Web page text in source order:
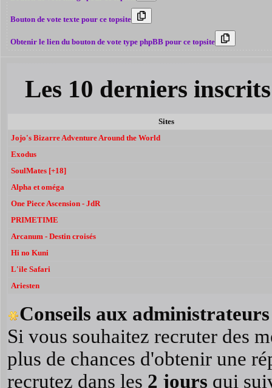
Bouton de vote texte pour ce topsite
Obtenir le lien du bouton de vote type phpBB pour ce topsite
Les 10 derniers
Sites
Jojo's Bizarre Adventure Around the World
Exodus
SoulMates [+18]
Alpha et oméga
One Piece Ascension - JdR
PRIMETIME
Arcanum - Destin croisés
Hi no Kuni
L'ile Safari
Ariesten
Conseils aux
Si vous souhaitez recruter des
plus de chances d'obtenir une
recrutez dans les 2 jours qui